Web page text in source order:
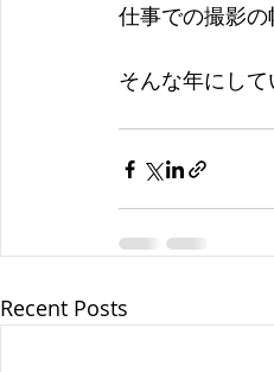
仕事での撮影の
そんな年にして
Recent Posts